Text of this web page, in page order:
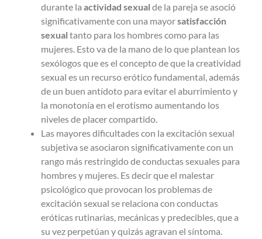
durante la actividad sexual de la pareja se asoció
significativamente con una mayorsatisfacción
sexual tanto para los hombres como para las
mujeres. Esto va de la mano de lo que plantean los
sexólogos que es el concepto de que la creatividad
sexual es un recurso erótico fundamental, además
de un buen antídoto para evitar el aburrimiento y
la monotonía en el erotismo aumentando los
niveles de placer compartido.
Las mayores dificultades con la excitación sexual
subjetiva se asociaron significativamente con un
rango más restringido de conductas sexuales para
hombres y mujeres. Es decir que el malestar
psicológico que provocan los problemas de
excitación sexual se relaciona con conductas
eróticas rutinarias, mecánicas y predecibles, que a
su vez perpetúan y quizás agravan el síntoma.